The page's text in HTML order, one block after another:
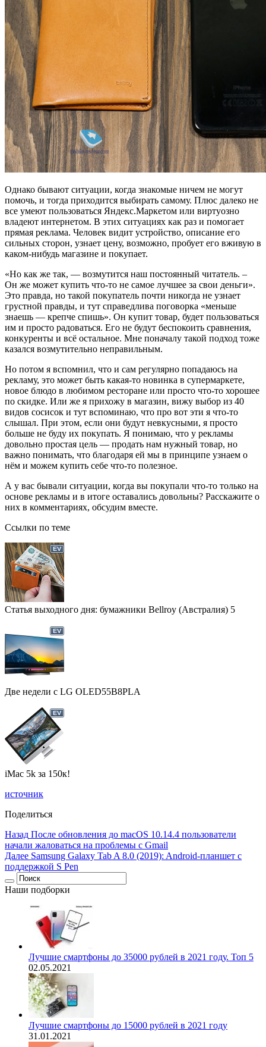
Однако бывают ситуации, когда знакомые ничем не могут
помочь, и тогда приходится выбирать самому. Плюс далеко не
все умеют пользоваться Яндекс.Маркетом или виртуозно
владеют интернетом. В этих ситуациях как раз и помогает
прямая реклама. Человек видит устройство, описание его
сильных сторон, узнает цену, возможно, пробует его вживую в
каком-нибудь магазине и покупает.
«Но как же так, — возмутится наш постоянный читатель. –
Он же может купить что-то не самое лучшее за свои деньги».
Это правда, но такой покупатель почти никогда не узнает
грустной правды, и тут справедлива поговорка «меньше
знаешь — крепче спишь». Он купит товар, будет пользоваться
им и просто радоваться. Его не будут беспокоить сравнения,
конкуренты и всё остальное. Мне поначалу такой подход тоже
казался возмутительно неправильным.
Но потом я вспомнил, что и сам регулярно попадаюсь на
рекламу, это может быть какая-то новинка в супермаркете,
новое блюдо в любимом ресторане или просто что-то хорошее
по скидке. Или же я прихожу в магазин, вижу выбор из 40
видов сосисок и тут вспоминаю, что про вот эти я что-то
слышал. При этом, если они будут невкусными, я просто
больше не буду их покупать. Я понимаю, что у рекламы
довольно простая цель — продать нам нужный товар, но
важно понимать, что благодаря ей мы в принципе узнаем о
нём и можем купить себе что-то полезное.
А у вас бывали ситуации, когда вы покупали что-то только на
основе рекламы и в итоге оставались довольны? Расскажите о
них в комментариях, обсудим вместе.
Ссылки по теме
Статья выходного дня: бумажники Bellroy (Австралия) 5
Две недели с LG OLED55B8PLA
iMac 5k за 150к!
источник
Поделиться
Назад После обновления до macOS 10.14.4 пользователи
начали жаловаться на проблемы с Gmail
Далее Samsung Galaxy Tab A 8.0 (2019): Android-планшет с
поддержкой S Pen
Наши подборки
Лучшие смартфоны до 35000 рублей в 2021 году. Топ 5
02.05.2021
Лучшие смартфоны до 15000 рублей в 2021 году
31.01.2021